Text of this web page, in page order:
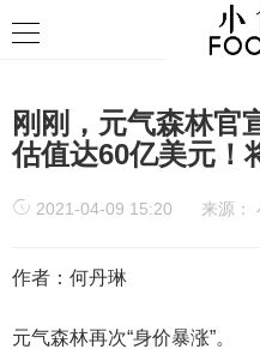
刚刚，元气森林官
估值达60亿美元！
2021-04-09 15:20 来源：
作者：何丹琳
元气森林再次“身价暴涨”。